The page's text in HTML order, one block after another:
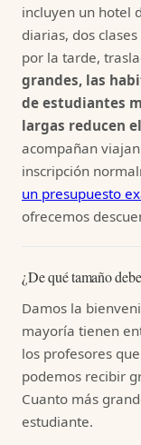
incluyen un hotel
diarias, dos
por la tarde,
grandes, las
de estudiantes
largas reducen
acompañan
inscripción
un presupuesto
ofrecemos
¿De qué tamaño
Damos la
mayoría tienen
los profesores
podemos recibir
Cuanto más
estudiante.